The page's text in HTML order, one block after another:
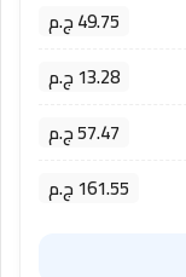
49.75 ج.م
13.28 ج.م
57.47 ج.م
161.55 ج.م